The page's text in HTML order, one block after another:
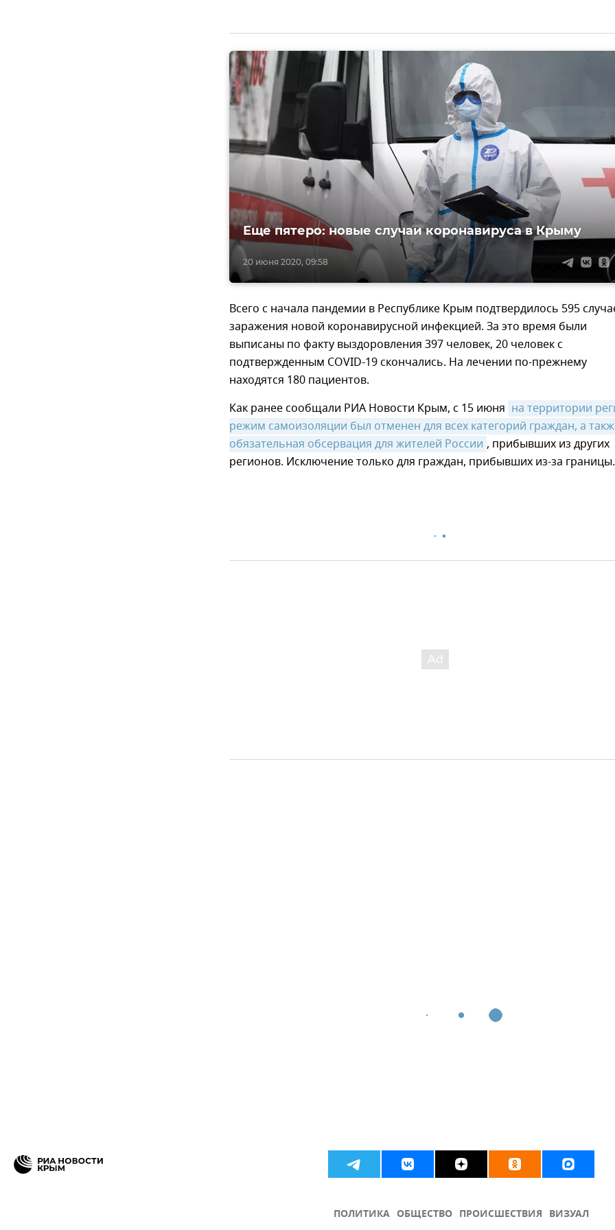
20 июня 2020, 09:58
Еще пятеро: новые случаи коронавируса в Крыму
Всего с начала пандемии в Республике Крым подтвердилось 595
заражения новой коронавирусной инфекцией. За это время были
выписаны по факту выздоровления 397 человек, 20 человек с
подтвержденным COVID-19 скончались. На лечении по-прежнему
находятся 180 пациентов.
Как ранее сообщали РИА Новости Крым, с 15 июня на территории
режим самоизоляции был отменен для всех категорий граждан, а
обязательная обсервация для жителей России , прибывших из других
регионов. Исключение только для граждан, прибывших из-за границы.
ПОЛИТИКА ОБЩЕСТВО ПРОИСШЕСТВИЯ ВИЗУАЛ